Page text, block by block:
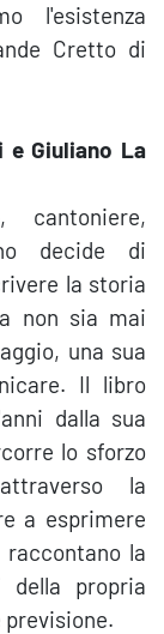
l'esistenza
Cretto di
e Giuliano La
cantoniere,
decide di
la storia
non sia mai
una sua
Il libro
dalla sua
lo sforzo
la
a esprimere
la
propria
previsione.